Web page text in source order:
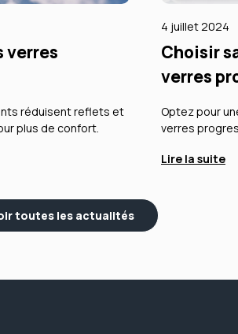
verres
réduisent reflets et
plus de confort.
4 juillet 2024
Choisir
verres
Optez pour
verres
Lire la suite
toutes les actualités